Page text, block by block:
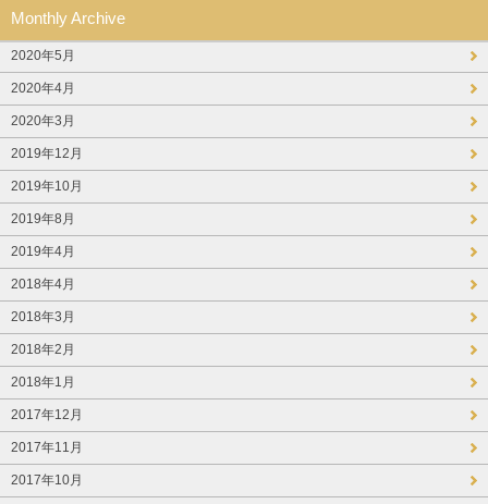
Monthly Archive
2020年5月
2020年4月
2020年3月
2019年12月
2019年10月
2019年8月
2019年4月
2018年4月
2018年3月
2018年2月
2018年1月
2017年12月
2017年11月
2017年10月